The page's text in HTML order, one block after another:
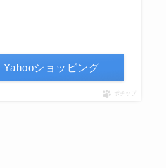
Yahooショッピング
ポチップ